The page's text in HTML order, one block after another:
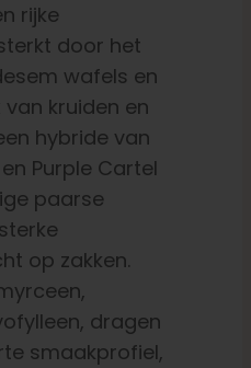
rijke
door het
wafels en
kruiden en
hybride van
Purple Cartel
paarse
op zakken.
dragen
smaakprofiel,